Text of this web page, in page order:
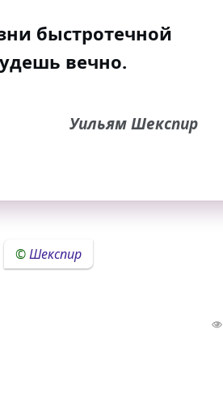
быстротечной
вечно.
Уильям Шекспир
Шекспир